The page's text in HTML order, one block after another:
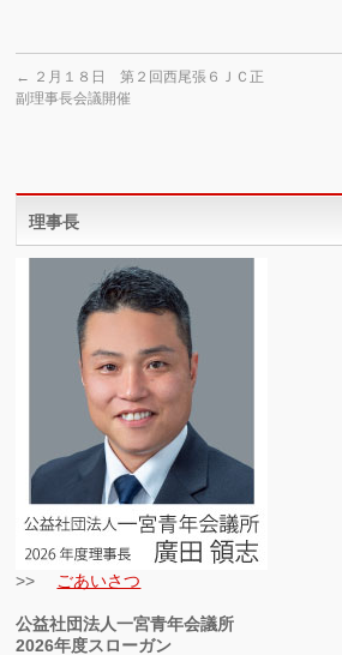
← ２月１８日 第２回西尾張６ＪＣ正
副理事長会議開催
理事長
>> ごあいさつ
公益社団法人一宮青年会議所
2026年度スローガン